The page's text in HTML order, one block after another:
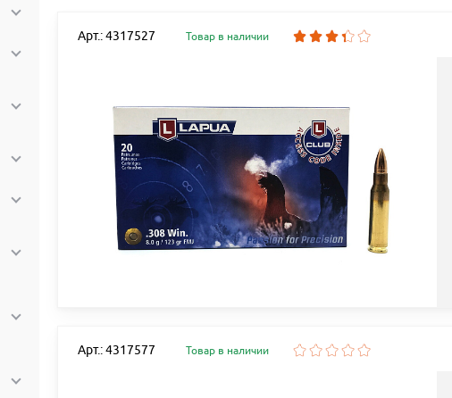
Арт.: 4317527 Товар в наличии
Арт.: 4317577 Товар в наличии